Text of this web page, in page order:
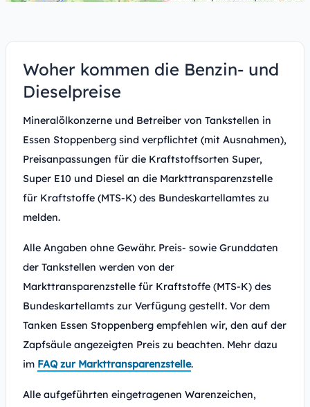
Woher kommen die Benzin- und
Dieselpreise
Mineralölkonzerne und Betreiber von Tankstellen in
Essen Stoppenberg sind verpflichtet (mit Ausnahmen),
Preisanpassungen für die Kraftstoffsorten Super,
Super E10 und Diesel an die Markttransparenzstelle
für Kraftstoffe (MTS-K) des Bundeskartellamtes zu
melden.
Alle Angaben ohne Gewähr. Preis- sowie Grunddaten
der Tankstellen werden von der
Markttransparenzstelle für Kraftstoffe (MTS-K) des
Bundeskartellamts zur Verfügung gestellt. Vor dem
Tanken Essen Stoppenberg empfehlen wir, den auf der
Zapfsäule angezeigten Preis zu beachten. Mehr dazu
im FAQ zur Markttransparenzstelle.
Alle aufgeführten eingetragenen Warenzeichen,